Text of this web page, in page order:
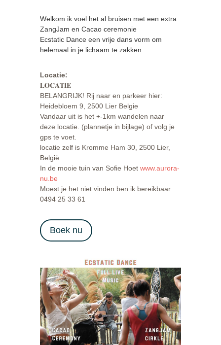
Welkom ik voel het al bruisen met een extra
ZangJam en Cacao ceremonie
Ecstatic Dance een vrije dans vorm om
helemaal in je lichaam te zakken.
Locatie:
𝐋𝐎𝐂𝐀𝐓𝐈𝐄
BELANGRIJK! Rij naar en parkeer hier:
Heidebloem 9, 2500 Lier Belgie
Vandaar uit is het +-1km wandelen naar
deze locatie. (plannetje in bijlage) of volg je
gps te voet.
locatie zelf is Kromme Ham 30, 2500 Lier,
België
In de mooie tuin van Sofie Hoet www.aurora-
nu.be
Moest je het niet vinden ben ik bereikbaar
0494 25 33 61
Boek nu